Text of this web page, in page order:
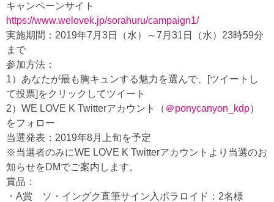
キャンペーンサイト
https://www.welovek.jp/sorahuru/campaign1/
実施期間：2019年7月3日（水）～7月31日（水）23時59分
まで
参加方法：
1）あなたが最も胸キュンする魅力を選んで、[ツイートし
て投票]をクリックしてツイート
2）WE LOVE K Twitterアカウント（ ＠ponycanyon_kdp）
をフォロー
当選発表：2019年8月上旬を予定
※当選者のみにWE LOVE K Twitterアカウントより当選のお
知らせをDMでご案内します。
賞品：
・A賞 ソ・イングク直筆サイン入ポラロイド：2名様